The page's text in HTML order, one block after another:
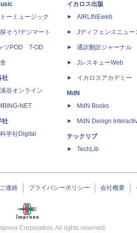
ーミュージック
そう!デジマート
ツPOD T-OD
社
谷オンライン
NET
社
学社Digital
イカロス出版
AIRLINEweb
Jディフェンスニュー
通訳翻訳ジャーナル
JレスキューWeb
イカロスアカデミー
MdN
MdN Books
MdN Design
テックリブ
TechLib
連絡 プライバシーポリシー 会社概要
Corporation. All rights reserved.